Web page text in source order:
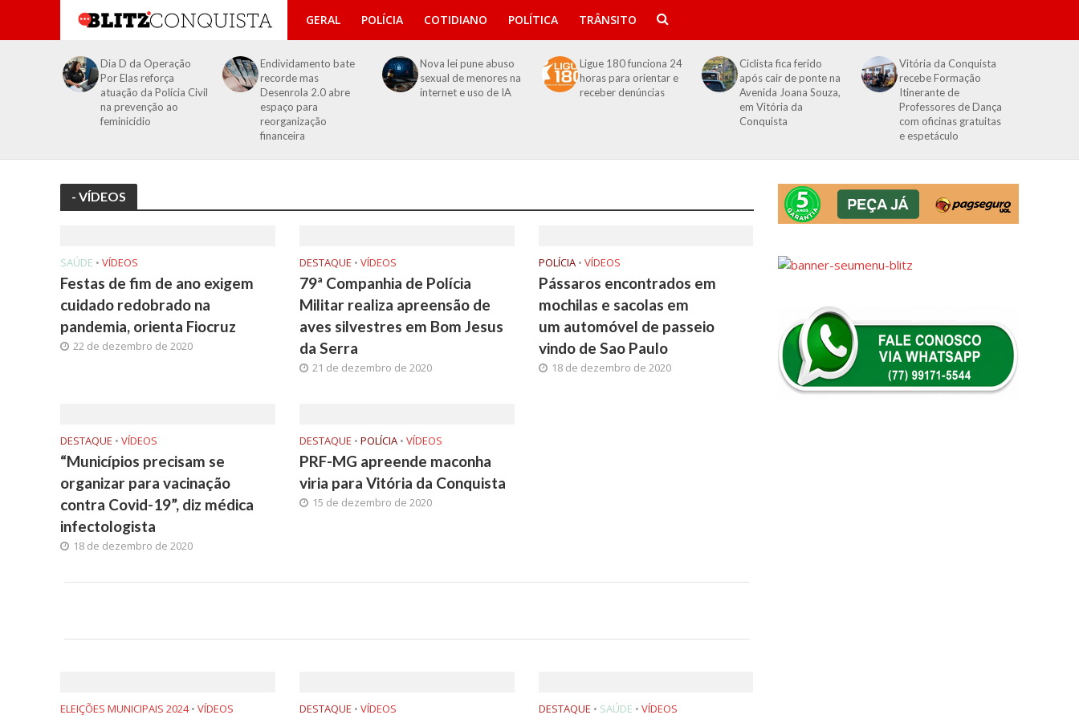
GERAL POLÍCIA COTIDIANO POLÍTICA TRÂNSITO
Dia D da Operação
Por Elas reforça
atuação da Polícia Civil
na prevenção ao
feminicídio
Endividamento bate
recorde mas
Desenrola 2.0 abre
espaço para
reorganização
financeira
Nova lei pune abuso
sexual de menores na
internet e uso de IA
Ligue 180 funciona 24
horas para orientar e
receber denúncias
Ciclista fica ferido
após cair de ponte na
Avenida Joana Souza,
em Vitória da
Conquista
Vitória da Conquista
recebe Formação
Itinerante de
Professores de Dança
com oficinas gratuitas
e espetáculo
- VÍDEOS
SAÚDE • VÍDEOS
Festas de fim de ano exigem
cuidado redobrado na
pandemia, orienta Fiocruz
22 de dezembro de 2020
DESTAQUE • VÍDEOS
79ª Companhia de Polícia
Militar realiza apreensão de
aves silvestres em Bom Jesus
da Serra
21 de dezembro de 2020
POLÍCIA • VÍDEOS
Pássaros encontrados em
mochilas e sacolas em
um automóvel de passeio
vindo de Sao Paulo
18 de dezembro de 2020
DESTAQUE • VÍDEOS
“Municípios precisam se
organizar para vacinação
contra Covid-19”, diz médica
infectologista
18 de dezembro de 2020
DESTAQUE • POLÍCIA • VÍDEOS
PRF-MG apreende maconha
viria para Vitória da Conquista
15 de dezembro de 2020
ELEIÇÕES MUNICIPAIS 2024 • VÍDEOS DESTAQUE • VÍDEOS DESTAQUE • SAÚDE • VÍDEOS